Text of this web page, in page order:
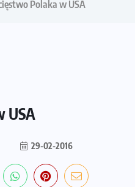
Polaka w USA
USA
29-02-2016